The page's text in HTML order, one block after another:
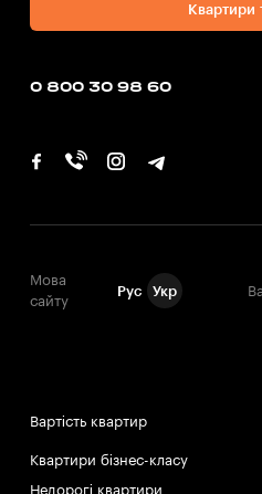
Квартири
0 800 30 98 60
Мова
сайту
Рус Укр
Вартість квартир
Квартири бізнес-класу
Недорогі квартири